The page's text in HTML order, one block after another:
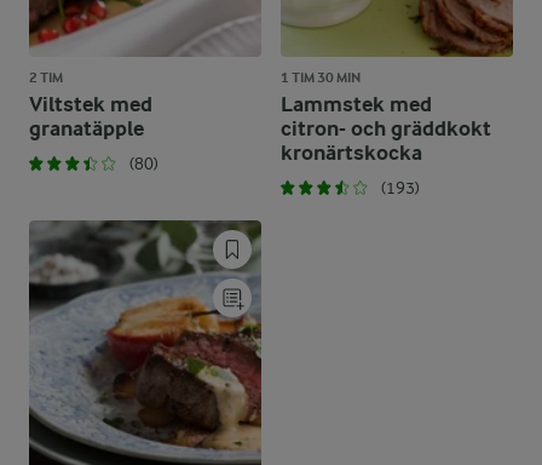
2 TIM
Viltstek med
granatäpple
(80)
1 TIM 30 MIN
Lammstek med
citron- och gräddkokt
kronärtskocka
(193)